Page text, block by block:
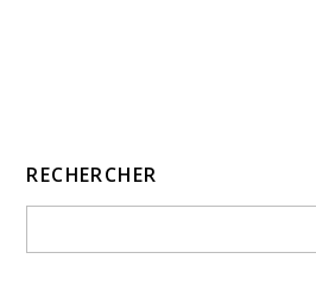
RECHERCHER